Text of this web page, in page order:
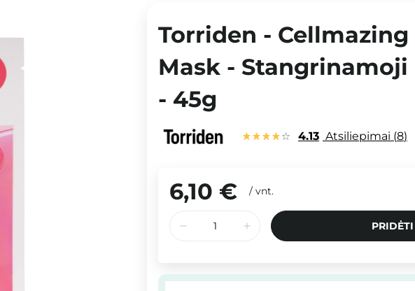
Torriden -
Mask - Stangrinamoji
- 45g
4.13 Atsiliepimai 8
6,10 € / vnt.